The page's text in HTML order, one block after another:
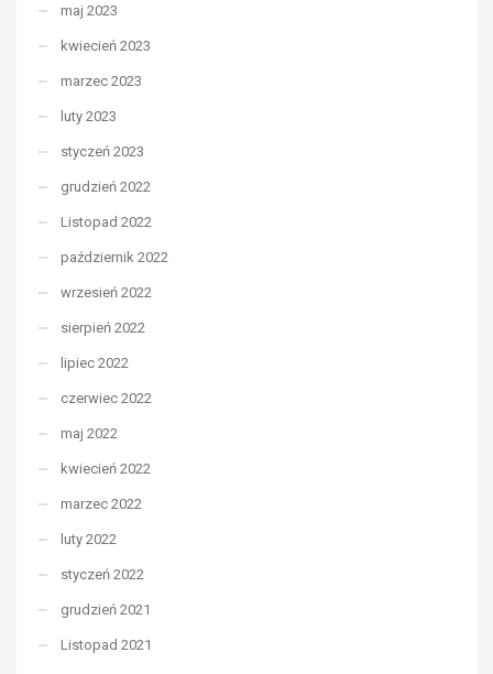
maj 2023
kwiecień 2023
marzec 2023
luty 2023
styczeń 2023
grudzień 2022
Listopad 2022
październik 2022
wrzesień 2022
sierpień 2022
lipiec 2022
czerwiec 2022
maj 2022
kwiecień 2022
marzec 2022
luty 2022
styczeń 2022
grudzień 2021
Listopad 2021